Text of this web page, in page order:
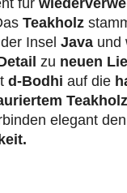
für
Teakholz
Insel Java und
zu neuen
d-Bodhi auf die
elegant